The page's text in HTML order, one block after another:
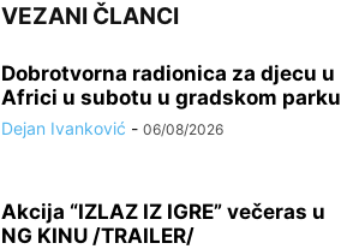
VEZANI ČLANCI
Dobrotvorna radionica za djecu u
Africi u subotu u gradskom parku
Dejan Ivanković - 06/08/2026
Akcija “IZLAZ IZ IGRE” večeras u
NG KINU /TRAILER/